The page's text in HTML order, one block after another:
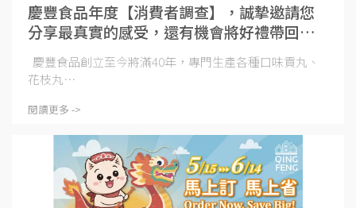
慶豐食品年度【消費者調查】，誠摯邀請您
分享最真實的感受，還有機會將好禮帶回
家。
慶豐食品創立至今將滿40年，專門生產各種口味貢丸、
花枝丸⋯
閱讀更多 ->